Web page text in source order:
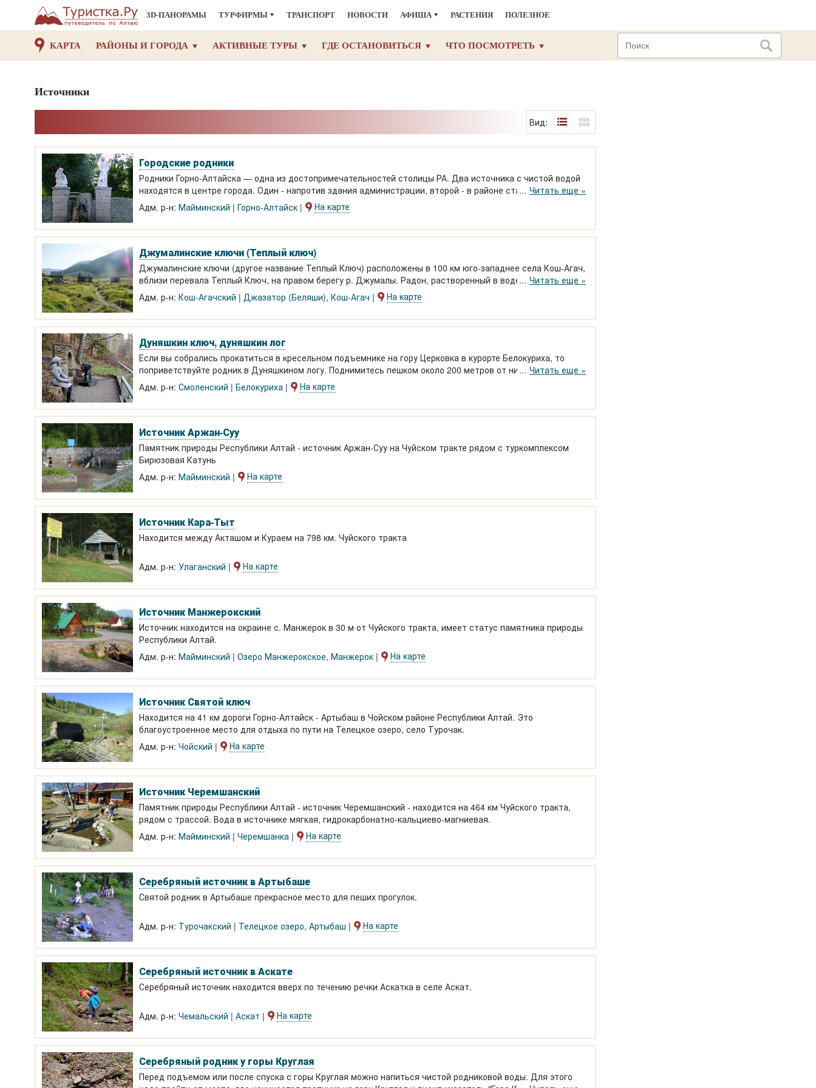
3D-ПАНОРАМЫ ТУРФИРМЫ ТРАНСПОРТ НОВОСТИ АФИША РАСТЕНИЯ ПОЛЕЗНОЕ
КАРТА РАЙОНЫ И ГОРОДА АКТИВНЫЕ ТУРЫ ГДЕ ОСТАНОВИТЬСЯ ЧТО ПОСМОТРЕТЬ
Источники
Вид:
Городские родники
Родники Горно-Алтайска — одна из достопримечательностей столицы РА. Два источника с чистой водой
находятся в центре города. Один - напротив здания администрации, второй - в районе стадиона "Динамо",
имеет интересное архитектурное оформление.
Читать еще »
Адм. р-н: Майминский Горно-Алтайск На карте
Джумалинские ключи (Теплый ключ)
Джумалинские ключи (другое название Теплый Ключ) расположены в 100 км юго-западнее села Кош-Агач,
вблизи перевала Теплый Ключ, на правом берегу р. Джумалы. Радон, растворенный в воде, благоприятно
действует на нервную и сердечно-сосудистую систему.
Читать еще »
Адм. р-н: Кош-Агачский Джазатор (Беляши), Кош-Агач На карте
Дуняшкин ключ, дуняшкин лог
Если вы собрались прокатиться в кресельном подъемнике на гору Церковка в курорте Белокуриха, то
поприветствуйте родник в Дуняшкином логу. Поднимитесь пешком около 200 метров от нижней площадки
подъемника вверх по а
Читать еще »
Адм. р-н: Смоленский Белокуриха На карте
Источник Аржан-Суу
Памятник природы Республики Алтай - источник Аржан-Суу на Чуйском тракте рядом с туркомплексом
Бирюзовая Катунь
Адм. р-н: Майминский На карте
Источник Кара-Тыт
Находится между Акташом и Кураем на 798 км. Чуйского тракта
Адм. р-н: Улаганский На карте
Источник Манжерокский
Источник находится на окраине с. Манжерок в 30 м от Чуйского тракта, имеет статус памятника природы
Республики Алтай.
Адм. р-н: Майминский Озеро Манжерокское, Манжерок На карте
Источник Святой ключ
Находится на 41 км дороги Горно-Алтайск - Артыбаш в Чойском районе Республики Алтай. Это
благоустроенное место для отдыха по пути на Телецкое озеро, село Турочак.
Адм. р-н: Чойский На карте
Источник Черемшанский
Памятник природы Республики Алтай - источник Черемшанский - находится на 464 км Чуйского тракта,
рядом с трассой. Вода в источнике мягкая, гидрокарбонатно-кальциево-магниевая.
Адм. р-н: Майминский Черемшанка На карте
Серебряный источник в Артыбаше
Святой родник в Артыбаше прекрасное место для пеших прогулок.
Адм. р-н: Турочакский Телецкое озеро, Артыбаш На карте
Серебряный источник в Аскате
Серебряный источник находится вверх по течению речки Аскатка в селе Аскат.
Адм. р-н: Чемальский Аскат На карте
Серебряный родник у горы Круглая
Перед подъемом или после спуска с горы Круглая можно напиться чистой родниковой воды. Для этого